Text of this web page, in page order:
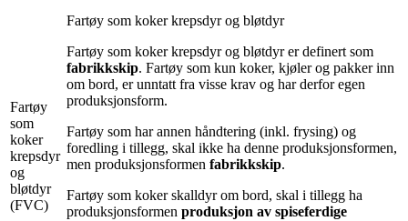
Fartøy
som
koker
krepsdyr
og
bløtdyr
(FVC)
Fartøy som koker krepsdyr og bløtdyr
Fartøy som koker krepsdyr og bløtdyr er definert som
fabrikkskip. Fartøy som kun koker, kjøler og pakker inn
om bord, er unntatt fra visse krav og har derfor egen
produksjonsform.
Fartøy som har annen håndtering (inkl. frysing) og
foredling i tillegg, skal ikke ha denne produksjonsformen,
men produksjonsformen fabrikkskip.
Fartøy som koker skalldyr om bord, skal i tillegg ha
produksjonsformen produksjon av spiseferdige